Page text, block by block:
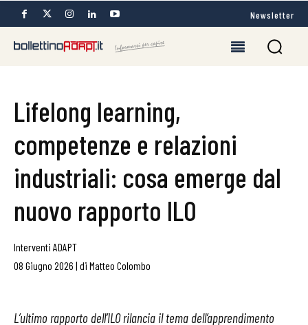
Newsletter
Lifelong learning,
competenze e relazioni
industriali: cosa emerge dal
nuovo rapporto ILO
Interventi ADAPT
08 Giugno 2026 | di Matteo Colombo
L’ultimo rapporto dell’ILO rilancia il tema dell’apprendimento